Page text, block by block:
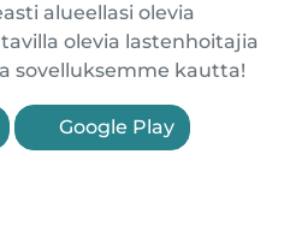
alueellasi olevia
olevia lastenhoitajia
sovelluksemme kautta!
Google Play